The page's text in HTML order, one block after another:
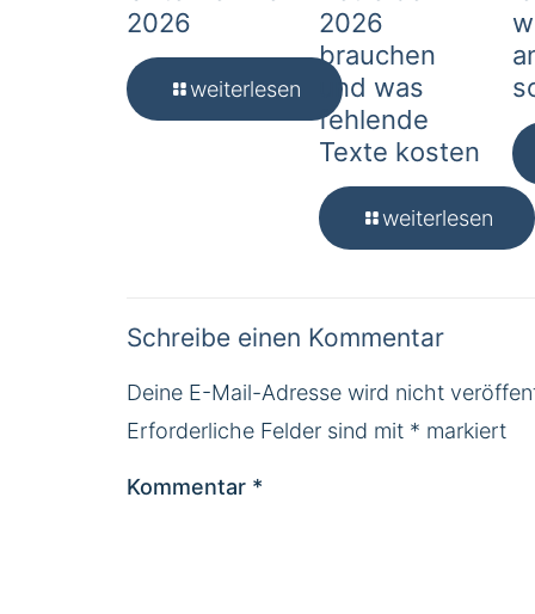
2026
weiterlesen
2026
brauchen
und was
fehlende
Texte kosten
weiterlesen
Schreibe einen Kommentar
Deine E-Mail-Adresse wird nicht
Erforderliche Felder sind mit * markiert
Kommentar *